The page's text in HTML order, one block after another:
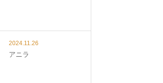
2024.11.26
アニラ